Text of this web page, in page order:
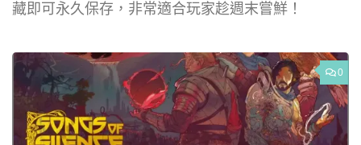
藏即可永久保存，非常適合玩家趁週末嘗鮮！
0